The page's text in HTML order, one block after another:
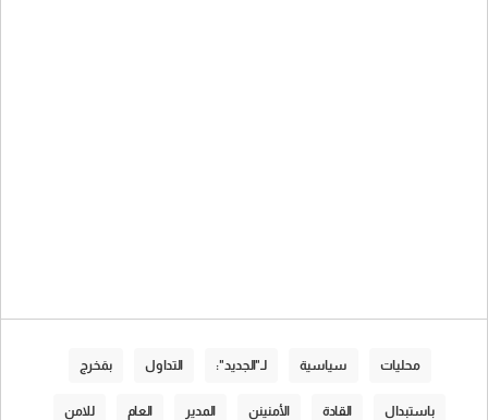
محليات سياسية لـ"الجديد": التداول بمَخرج
باستبدال القادة الأمنينن المدير العام للامن